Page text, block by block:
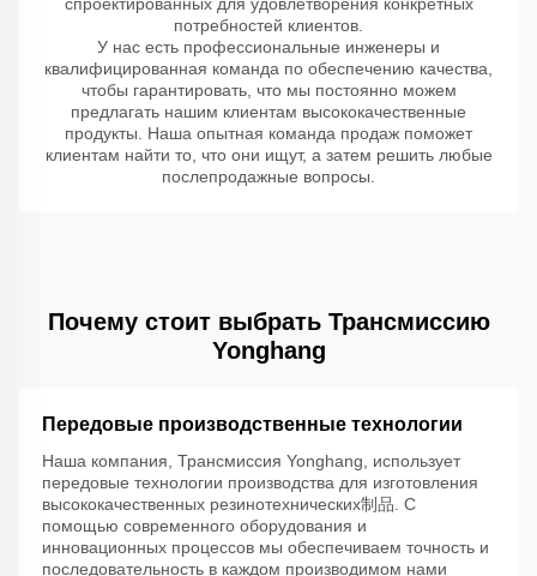
потребностей клиентов.
У нас есть профессиональные инженеры и
квалифицированная команда по обеспечению качества,
чтобы гарантировать, что мы постоянно можем
предлагать нашим клиентам высококачественные
продукты. Наша опытная команда продаж поможет
клиентам найти то, что они ищут, а затем решить любые
послепродажные вопросы.
Почему стоит выбрать Трансмиссию
Yonghang
Передовые производственные технологии
Наша компания, Трансмиссия Yonghang, использует
передовые технологии производства для изготовления
высококачественных резинотехнических制品. С
помощью современного оборудования и
инновационных процессов мы обеспечиваем точность и
последовательность в каждом производимом нами